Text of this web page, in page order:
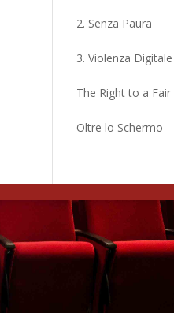
2. Senza Paura
3. Violenza Digitale
The Right to a Fair
Oltre lo Schermo